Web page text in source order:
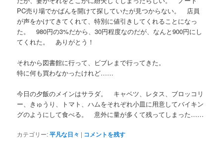
PC売り場でかばんを開けて探していたが見つからない。 店員
が声をかけてきてくれて、特別に値引きしてくれることになっ
た。 980円の3%だから、30円程度なのだが、なんと900円にし
てくれた。 ありがとう！
それから図書館に行って、ビブレまで行ってきた。
特に何も買わなかったけれど……
今日の夕飯のメインはサラダ。 キャベツ、レタス、ブロッコリ
ー、きゅうり、トマト、ハムをそれぞれ小皿に用意してバイキン
グのようにして食べる。 意外に量が多くて残ってしまった……
カテゴリー:平凡な日々 | コメントを残す